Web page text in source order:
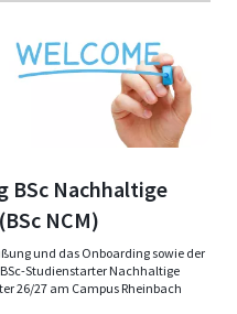
BSc Nachhaltige
NCM)
und das Onboarding sowie der
Studienstarter Nachhaltige
26/27 am Campus Rheinbach